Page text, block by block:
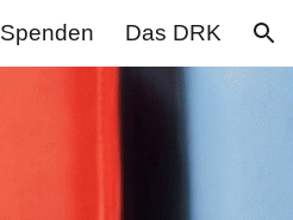
Spenden Das DRK